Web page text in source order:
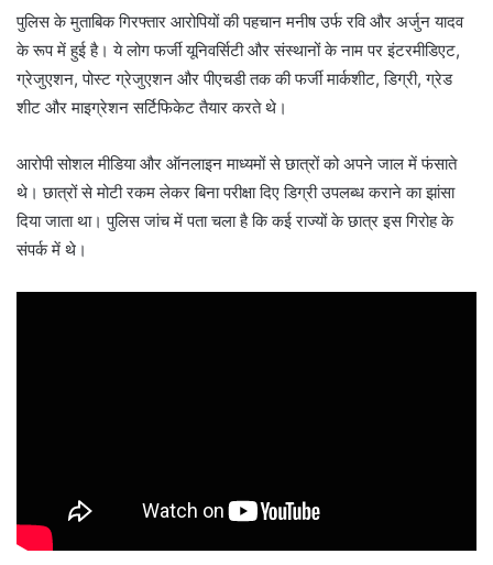
पुलिस के मुताबिक गिरफ्तार आरोपियों की पहचान मनीष उर्फ रवि और अर्जुन यादव
के रूप में हुई है। ये लोग फर्जी यूनिवर्सिटी और संस्थानों के नाम पर इंटरमीडिएट,
ग्रेजुएशन, पोस्ट ग्रेजुएशन और पीएचडी तक की फर्जी मार्कशीट, डिग्री, ग्रेड
शीट और माइग्रेशन सर्टिफिकेट तैयार करते थे।
आरोपी सोशल मीडिया और ऑनलाइन माध्यमों से छात्रों को अपने जाल में फंसाते
थे। छात्रों से मोटी रकम लेकर बिना परीक्षा दिए डिग्री उपलब्ध कराने का झांसा
दिया जाता था। पुलिस जांच में पता चला है कि कई राज्यों के छात्र इस गिरोह के
संपर्क में थे।